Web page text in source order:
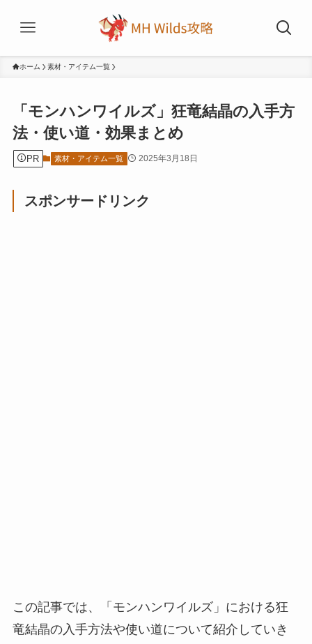
ホーム 素材・アイテム一覧
「モンハンワイルズ」狂竜結晶の入手方
法・使い道・効果まとめ
PR 素材・アイテム一覧 2025年3月18日
スポンサードリンク
この記事では、「モンハンワイルズ」における狂
竜結晶の入手方法や使い道について紹介していき